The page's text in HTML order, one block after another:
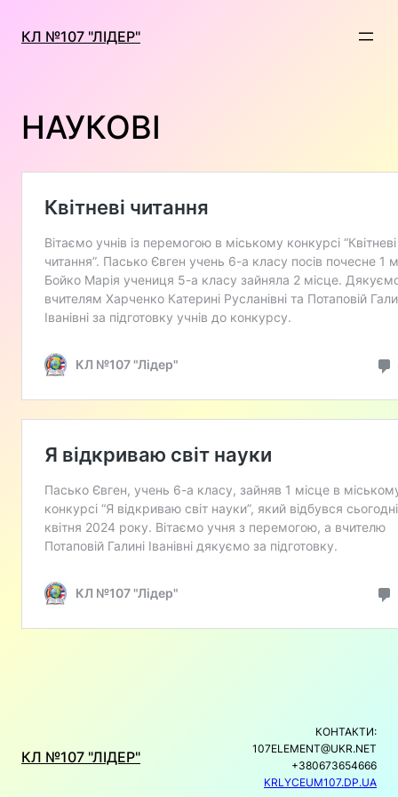
вмісту
КЛ №107 "ЛІДЕР"
НАУКОВІ
КЛ №107 "ЛІДЕР"
КОНТАКТИ:
107ELEMENT@UKR.NET
+380673654666
KRLYCEUM107.DP.UA